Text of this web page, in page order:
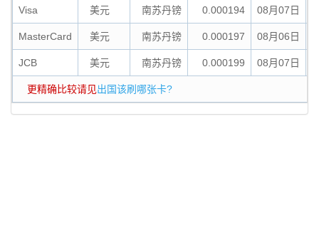
Visa 美元 南苏丹镑 0.000194 08月07日
MasterCard 美元 南苏丹镑 0.000197 08月06日
JCB 美元 南苏丹镑 0.000199 08月07日
更精确比较请见出国该刷哪张卡?